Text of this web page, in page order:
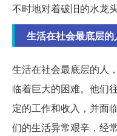
不时地对着破旧的水龙
生活在社会最底层
生活在社会最底层的人
临着巨大的困难。他们
定的工作和收入，并面
们的生活异常艰辛，经